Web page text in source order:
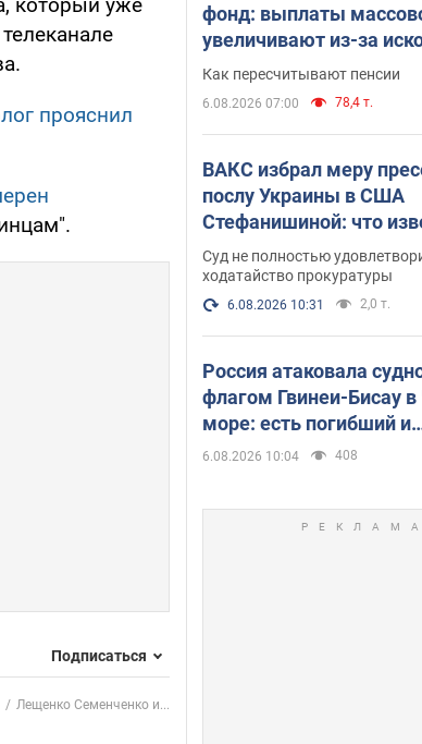
который уже
прояснил
Подписаться
Лещенко Семенченко и...
фонд: выплаты
увеличивают из-за
не хватает
Как пересчитывают пенсии
6.08.2026 07:00 78,4 т.
ВАКС избрал меру
послу Украины в США
Стефанишиной: что
деле
Суд не полностью
ходатайство прокуратуры
6.08.2026 10:31 2,0 т.
Россия атаковала
флагом Гвинеи-Бисау
море: есть погибший и
пострадавшие
6.08.2026 10:04 408